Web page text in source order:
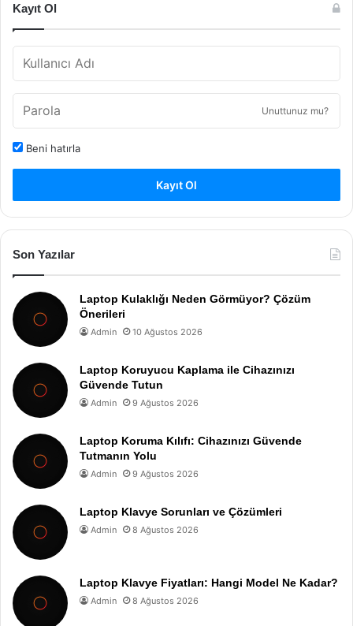
Kayıt Ol
Unuttunuz mu?
Beni hatırla
Kayıt Ol
Son Yazılar
Laptop Kulaklığı Neden Görmüyor? Çözüm
Önerileri
Admin 10 Ağustos 2026
Laptop Koruyucu Kaplama ile Cihazınızı
Güvende Tutun
Admin 9 Ağustos 2026
Laptop Koruma Kılıfı: Cihazınızı Güvende
Tutmanın Yolu
Admin 9 Ağustos 2026
Laptop Klavye Sorunları ve Çözümleri
Admin 8 Ağustos 2026
Laptop Klavye Fiyatları: Hangi Model Ne Kadar?
Admin 8 Ağustos 2026